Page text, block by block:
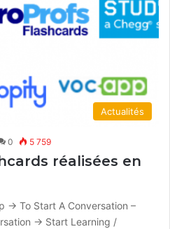
Actualités
0 5 759
réalisées en
→ To Start A Conversation –
→ Start Learning /